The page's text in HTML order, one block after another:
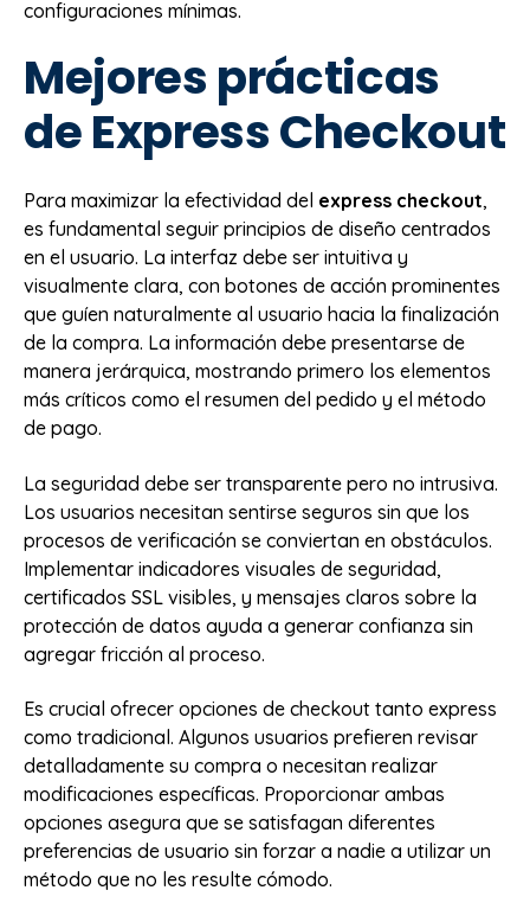
configuraciones mínimas.
Mejores prácticas
de Express Checkout
Para maximizar la efectividad del express checkout,
es fundamental seguir principios de diseño centrados
en el usuario. La interfaz debe ser intuitiva y
visualmente clara, con botones de acción prominentes
que guíen naturalmente al usuario hacia la finalización
de la compra. La información debe presentarse de
manera jerárquica, mostrando primero los elementos
más críticos como el resumen del pedido y el método
de pago.
La seguridad debe ser transparente pero no intrusiva.
Los usuarios necesitan sentirse seguros sin que los
procesos de verificación se conviertan en obstáculos.
Implementar indicadores visuales de seguridad,
certificados SSL visibles, y mensajes claros sobre la
protección de datos ayuda a generar confianza sin
agregar fricción al proceso.
Es crucial ofrecer opciones de checkout tanto express
como tradicional. Algunos usuarios prefieren revisar
detalladamente su compra o necesitan realizar
modificaciones específicas. Proporcionar ambas
opciones asegura que se satisfagan diferentes
preferencias de usuario sin forzar a nadie a utilizar un
método que no les resulte cómodo.